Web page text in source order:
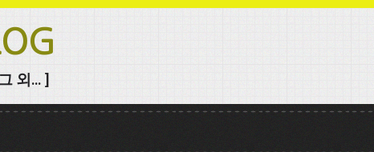
외... ]